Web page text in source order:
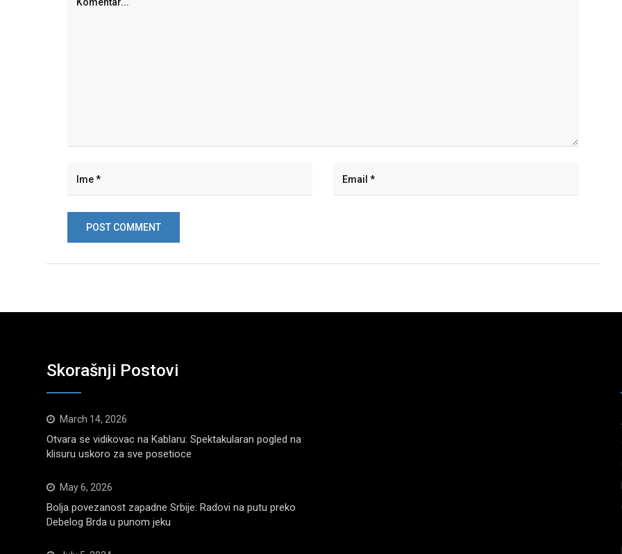
Skorašnji Postovi
March 14, 2026
Otvara se vidikovac na Kablaru: Spektakularan pogled na
klisuru uskoro za sve posetioce
May 6, 2026
Bolja povezanost zapadne Srbije: Radovi na putu preko
Debelog Brda u punom jeku